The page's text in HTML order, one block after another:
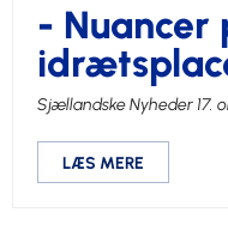
- Nuancer
Sjællandske Nyheder 17.
LÆS MERE